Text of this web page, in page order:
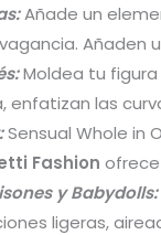
Añade un
Añaden
Moldea tu figura
enfatizan las
Sensual Whole in
Fashion
y Babydolls:
ligeras,